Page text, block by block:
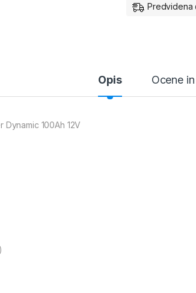
Predvidena
Opis Ocene
Dynamic 100Ah 12V